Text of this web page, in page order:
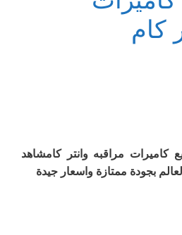
كام
مراقبه وانتر كامشاهد
بجودة ممتازة واسعار جيدة